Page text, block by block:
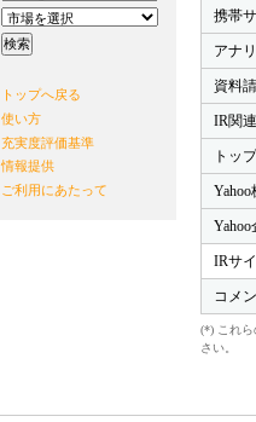
トップへ戻る
使い方
充実度評価基準
情報提供
ご利用にあたって
携帯
アナ
資料
IR関
トッ
Yahoo
IRサ
コメ
(*) これら
さい。